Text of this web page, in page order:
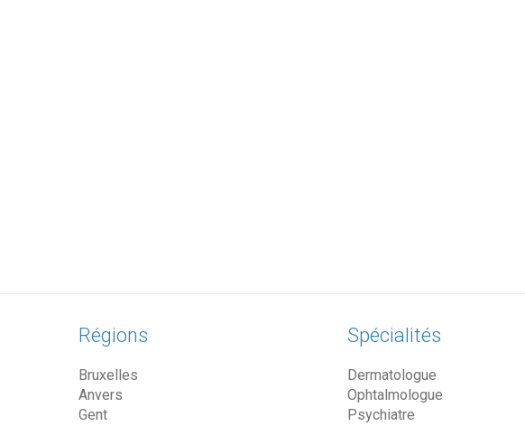
Régions
Bruxelles
Anvers
Gent
Spécialités
Dermatologue
Ophtalmologue
Psychiatre